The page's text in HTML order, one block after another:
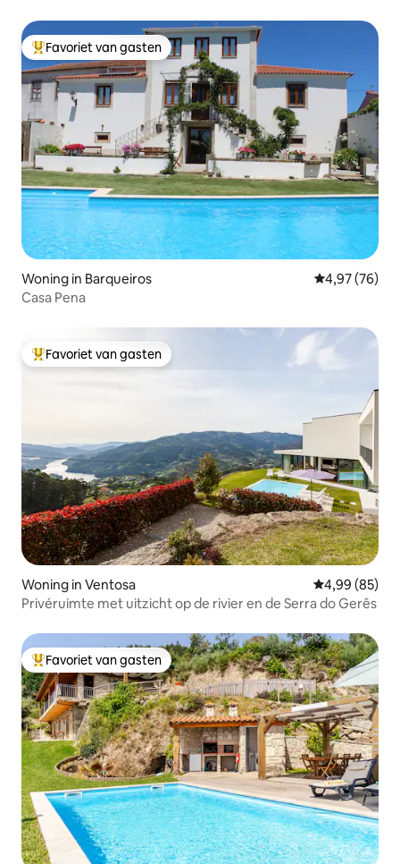
Topfavoriet van gasten
Favoriet van gasten
Woning in Barqueiros Gemiddelde
4,97 (76)
Casa Pena
Topfavoriet van gasten
Favoriet van gasten
Woning in Ventosa Gemiddelde
4,99 (85)
Privéruimte met uitzicht op de rivier en de Serra do Gerês
Topfavoriet van gasten
Favoriet van gasten